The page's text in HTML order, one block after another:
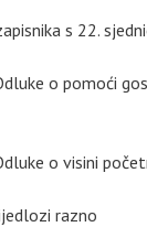
s 22.
o pomoći
o visini
razno